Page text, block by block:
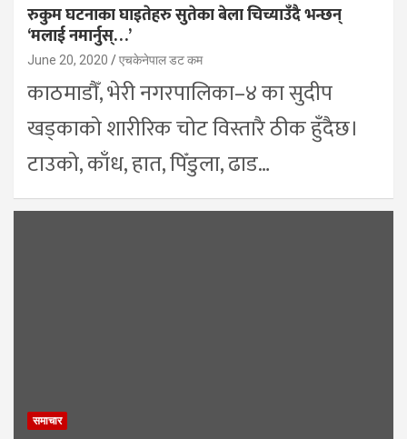
रुकुम घटनाका घाइतेहरु सुतेका बेला चिच्याउँदै भन्छन्
‘मलाई नमार्नुस्…’
June 20, 2020 एचकेनेपाल डट कम
काठमाडौँ, भेरी नगरपालिका–४ का सुदीप
खड्काको शारीरिक चोट विस्तारै ठीक हुँदैछ।
टाउको, काँध, हात, पिँडुला, ढाड…
समाचार